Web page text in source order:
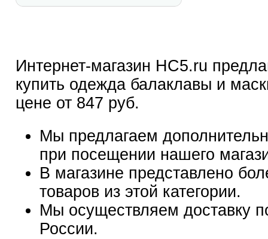
Интернет-магазин HC5.ru
купить одежда балаклавы и
цене от 847 руб.
Мы предлагаем
при посещении нашего
В магазине представлено
товаров из этой категории.
Мы осуществляем доставку
России.